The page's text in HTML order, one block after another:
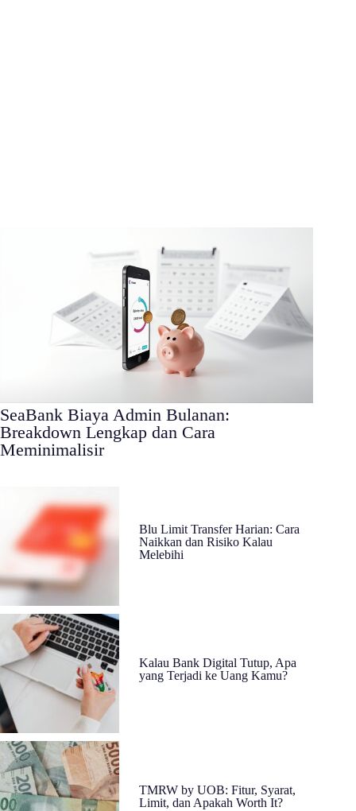
SeaBank Biaya Admin Bulanan:
Breakdown Lengkap dan Cara
Meminimalisir
Blu Limit Transfer Harian: Cara
Naikkan dan Risiko Kalau
Melebihi
Kalau Bank Digital Tutup, Apa
yang Terjadi ke Uang Kamu?
TMRW by UOB: Fitur, Syarat,
Limit, dan Apakah Worth It?